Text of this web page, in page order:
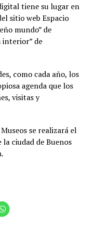
tiene su lugar en
sitio web Espacio
mundo” de
interior” de
como cada año, los
agenda que los
visitas y
se realizará el
ciudad de Buenos